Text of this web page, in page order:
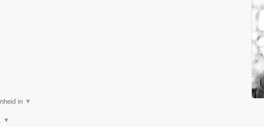
in ▼
▼